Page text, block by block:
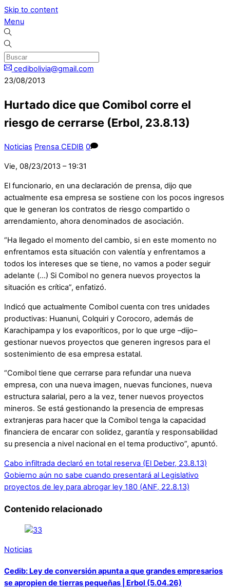
Skip to content
Menu
cedibolivia@gmail.com
23/08/2013
Hurtado dice que Comibol corre el
riesgo de cerrarse (Erbol, 23.8.13)
Noticias Prensa CEDIB 0
Vie, 08/23/2013 – 19:31
El funcionario, en una declaración de prensa, dijo que
actualmente esa empresa se sostiene con los pocos ingresos
que le generan los contratos de riesgo compartido o
arrendamiento, ahora denominados de asociación.
“Ha llegado el momento del cambio, si en este momento no
enfrentamos esta situación con valentía y enfrentamos a
todos los intereses que se tiene, no vamos a poder seguir
adelante (…) Si Comibol no genera nuevos proyectos la
situación es crítica”, enfatizó.
Indicó que actualmente Comibol cuenta con tres unidades
productivas: Huanuni, Colquiri y Corocoro, además de
Karachipampa y los evaporíticos, por lo que urge –dijo–
gestionar nuevos proyectos que generen ingresos para el
sostenimiento de esa empresa estatal.
“Comibol tiene que cerrarse para refundar una nueva
empresa, con una nueva imagen, nuevas funciones, nueva
estructura salarial, pero a la vez, tener nuevos proyectos
mineros. Se está gestionando la presencia de empresas
extranjeras para hacer que la Comibol tenga la capacidad
financiera de encarar con solidez, garantía y responsabilidad
su presencia a nivel nacional en el tema productivo”, apuntó.
Cabo infiltrada declaró en total reserva (El Deber, 23.8.13)
Gobierno aún no sabe cuando presentará al Legislativo
proyectos de ley para abrogar ley 180 (ANF, 22.8.13)
Contenido relacionado
Noticias
Cedib: Ley de conversión apunta a que grandes empresarios
se apropien de tierras pequeñas | Erbol (5.04.26)